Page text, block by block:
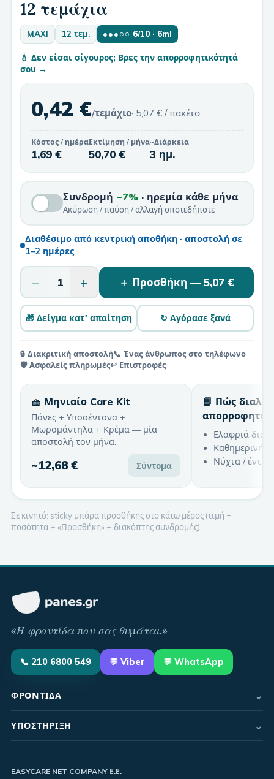
12 τεμάχια
MAXI 12 τεμ. ●●●○○ 6/10 · 6ml
💧 Δεν είσαι σίγουρος; Βρες την απορροφητικότητά
σου →
0,42 €/τεμάχιο· 5,07 € / πακέτο
Κόστος / ημέρα
1,69 €
Εκτίμηση / μήνα
50,70 €
~Διάρκεια
3 ημ.
Συνδρομή −7%· ηρεμία κάθε μήνα
Ακύρωση / παύση / αλλαγή οποτεδήποτε
Διαθέσιμο από κεντρική αποθήκη · αποστολή σε
1–2 ημέρες
− 1 + ＋ Προσθήκη — 5,07 €
🎁 Δείγμα κατ' απαίτηση ↻ Αγόρασε ξανά
🔒 Διακριτική αποστολή📞 Ένας άνθρωπος στο τηλέφωνο
🛡️ Ασφαλείς πληρωμές↩️ Επιστροφές
🧺 Μηνιαίο Care Kit
Πάνες + Υποσέντονα +
Μωρομάντηλα + Κρέμα — μία
αποστολή τον μήνα.
~12,68 € Σύντομα
📘 Πώς
Ελαφριά
Καθημερινή
Νύχτα /
Σε κινητό: sticky μπάρα προσθήκης στο κάτω μέρος (τιμή +
ποσότητα + «Προσθήκη» + διακόπτης συνδρομής).
«Η φροντίδα που σας θυμάται.»
📞 210 6800 549 💬 Viber 💬 WhatsApp
ΦΡΟΝΤΊΔΑ ⌄
ΥΠΟΣΤΉΡΙΞΗ ⌄
EASYCARE NET COMPANY Ε.Ε.